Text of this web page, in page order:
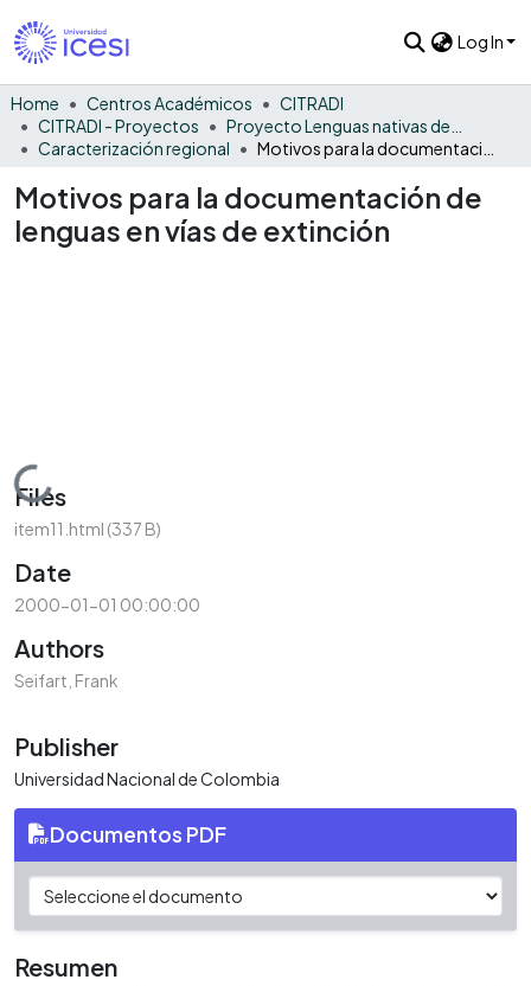
Log In
Home Centros Académicos
CITRADI
CITRADI - Proyectos
Caracterización regional
Motivos para la documentación de
lenguas en vías de extinción
Loading...
Files
item11.html (337 B)
Date
2000-01-01 00:00:00
Authors
Seifart, Frank
Publisher
Universidad Nacional de Colombia
Documentos PDF
Resumen